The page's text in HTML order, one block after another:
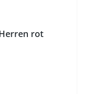
rot